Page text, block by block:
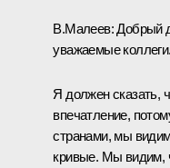
В.Малеев:Добрый
уважаемые коллеги.
Я должен сказать,
впечатление,
странами, мы
кривые. Мы видим,